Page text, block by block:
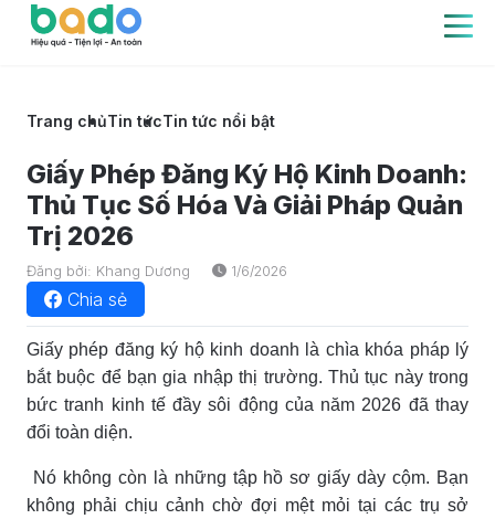
Trang chủTin tứcTin tức nổi bật
Giấy Phép Đăng Ký Hộ Kinh Doanh:
Thủ Tục Số Hóa Và Giải Pháp Quản
Trị 2026
Đăng bởi: Khang Dương 1/6/2026
Chia sẻ
Giấy phép đăng ký hộ kinh doanh là chìa khóa pháp lý
bắt buộc để bạn gia nhập thị trường. Thủ tục này trong
bức tranh kinh tế đầy sôi động của năm 2026 đã thay
đổi toàn diện.
Nó không còn là những tập hồ sơ giấy dày cộm. Bạn
không phải chịu cảnh chờ đợi mệt mỏi tại các trụ sở